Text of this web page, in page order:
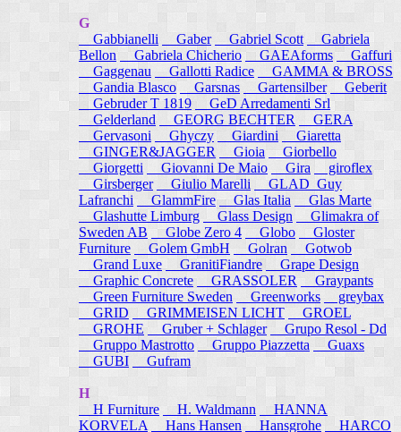
G
Gabbianelli
Gaber Gabriel Scott
Gabriela
Bellon
Gabriela Chicherio GAEAforms
Gaffuri
Gaggenau
Gallotti Radice
GAMMA & BROSS
Gandia Blasco
Garsnas Gartensilber
Geberit
Gebruder T 1819
GeD Arredamenti Srl
Gelderland
GEORG BECHTER
GERA
Gervasoni
Ghyczy Giardini
Giaretta
GINGER&JAGGER
Gioia
Giorbello
Giorgetti
Giovanni De Maio Gira
giroflex
Girsberger
Giulio Marelli
GLAD_Guy
Lafranchi
GlammFire Glas Italia
Glas Marte
Glashutte Limburg
Glass Design
Glimakra of
Sweden AB
Globe Zero 4 Globo
Gloster
Furniture
Golem GmbH Golran
Gotwob
Grand Luxe
GranitiFiandre
Grape Design
Graphic Concrete
GRASSOLER
Graypants
Green Furniture Sweden
Greenworks
greybax
GRID
GRIMMEISEN LICHT
GROEL
GROHE
Gruber + Schlager
Grupo Resol - Dd
Gruppo Mastrotto
Gruppo Piazzetta
Guaxs
GUBI
Gufram
H
H Furniture
H. Waldmann
HANNA
KORVELA
Hans Hansen Hansgrohe HARCO